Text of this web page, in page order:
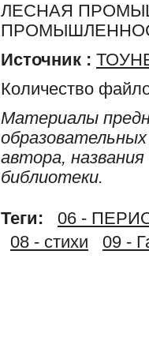
ЛЕСНАЯ
Источник :
Количество
Материалы
автора,
библиотеки.
Теги:
06 -
08 - стихи
09 -